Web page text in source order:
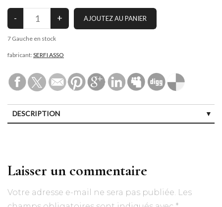
7 Gauche en stock
fabricant: SERFI ASSO
DESCRIPTION
Laisser un commentaire
Votre adresse e-mail ne sera pas publiée. Les